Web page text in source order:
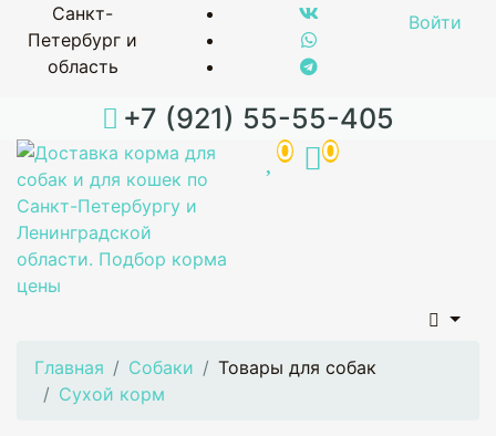
Санкт-
Петербург и
область
Войти
+7 (921) 55-55-405
0 0
Главная Собаки
Товары для собак
Сухой корм